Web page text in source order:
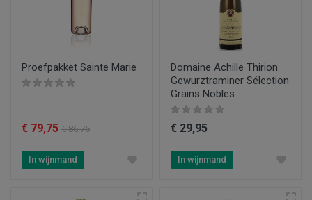
Proefpakket Sainte Marie
€ 79,75 € 86,75
In wijnmand
Domaine Achille Thirion
Gewurztraminer Sélection
Grains Nobles
€ 29,95
In wijnmand